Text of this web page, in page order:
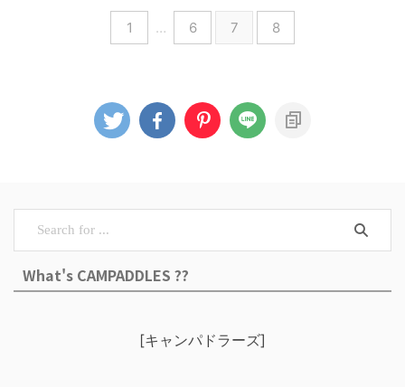
1 … 6 7 8
What's CAMPADDLES ??
[キャンパドラーズ]